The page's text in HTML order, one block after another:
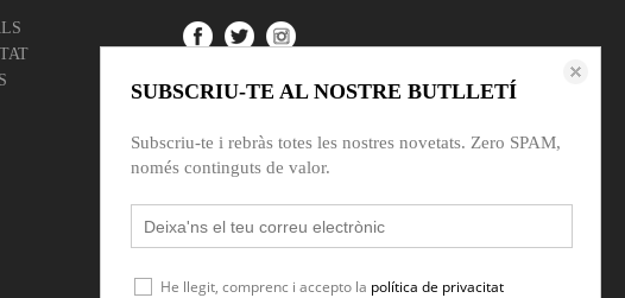
SUBSCRIU-TE AL NOSTRE BUTLLETÍ
Subscriu-te i rebràs totes les nostres novetats. Zero SPAM,
només continguts de valor.
He llegit, comprenc i accepto la política de privacitat